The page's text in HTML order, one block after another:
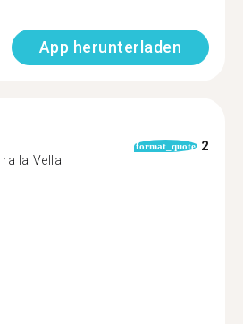
App herunterladen
la Vella
format_quote 2